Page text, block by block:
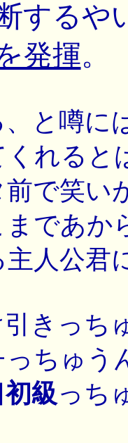
するや
発揮。
と噂に
れると
で笑い
であか
人公君
きっち
ちゅう
級 っち